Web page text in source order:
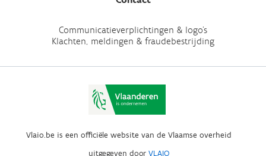
Communicatieverplichtingen & logo's
Klachten, meldingen & fraudebestrijding
Vlaio.be is een officiële website van de Vlaamse overheid
uitgegeven door VLAIO